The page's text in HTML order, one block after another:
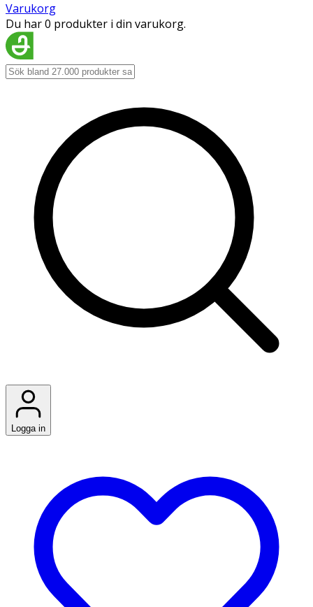
Varukorg
Du har 0 produkter i din varukorg.
Logga in